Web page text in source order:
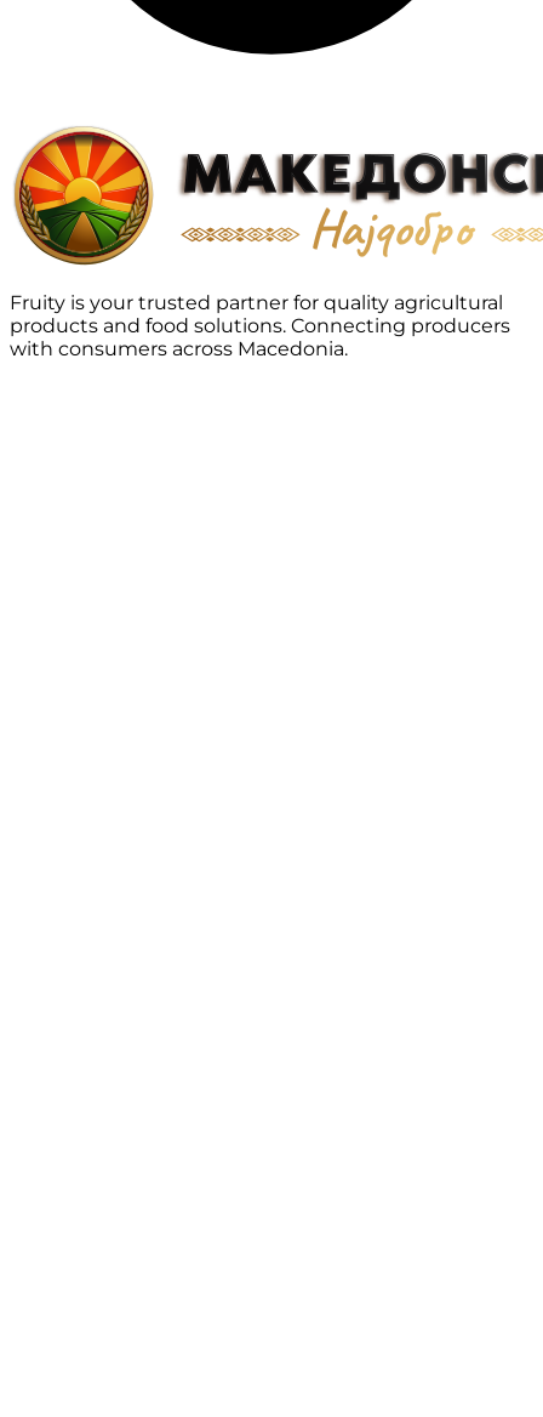
Fruity is your trusted partner for quality agricultural
products and food solutions. Connecting producers
with consumers across Macedonia.